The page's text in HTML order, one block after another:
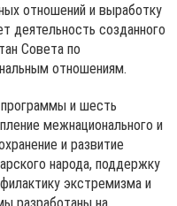
отношений и выработку
деятельность созданного
Совета по
отношениям.
и шесть
межнационального и
и развитие
народа, поддержку
экстремизма и